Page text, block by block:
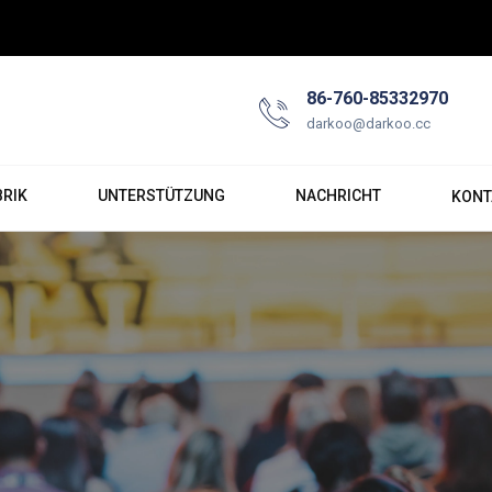
86-760-85332970
darkoo@darkoo.cc
UNTERSTÜTZUNG NACHRICHT